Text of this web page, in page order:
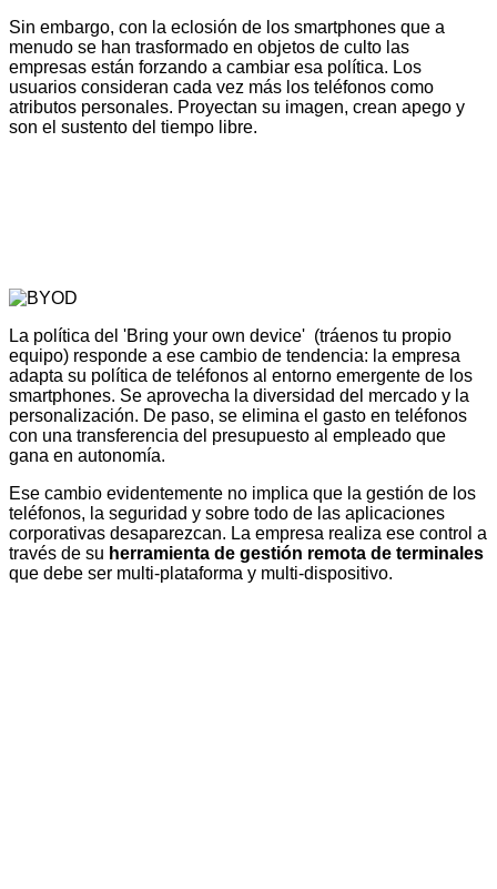
Sin embargo, con la eclosión de los smartphones que a
menudo se han trasformado en objetos de culto las
empresas están forzando a cambiar esa política. Los
usuarios consideran cada vez más los teléfonos como
atributos personales. Proyectan su imagen, crean apego y
son el sustento del tiempo libre.
La política del 'Bring your own device' (tráenos tu propio
equipo) responde a ese cambio de tendencia: la empresa
adapta su política de teléfonos al entorno emergente de los
smartphones. Se aprovecha la diversidad del mercado y la
personalización. De paso, se elimina el gasto en teléfonos
con una transferencia del presupuesto al empleado que
gana en autonomía.
Ese cambio evidentemente no implica que la gestión de los
teléfonos, la seguridad y sobre todo de las aplicaciones
corporativas desaparezcan. La empresa realiza ese control a
través de su herramienta de gestión remota de terminales
que debe ser multi-plataforma y multi-dispositivo.